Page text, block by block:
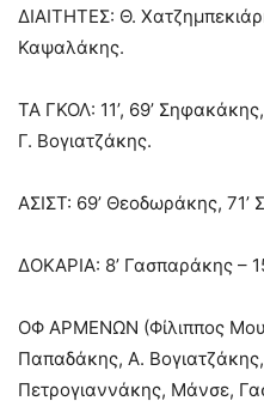
ΔΙΑΙΤΗΤΕΣ: Θ.
Καψαλάκης.
ΤΑ ΓΚΟΛ: 11’, 69’
Γ. Βογιατζάκης.
ΑΣΙΣΤ: 69’ Θεοδωράκης, 71’
ΔΟΚΑΡΙΑ: 8’ Γασπαράκης –
ΟΦ ΑΡΜΕΝΩΝ (Φίλιππος
Παπαδάκης, Α.
Πετρογιαννάκης, Μάνσε,